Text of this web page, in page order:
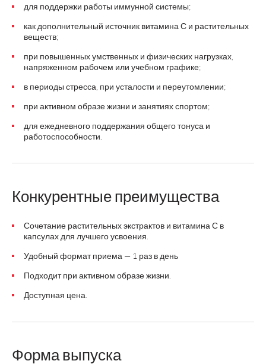
для поддержки работы иммунной системы;
как дополнительный источник витамина С и растительных
веществ;
при повышенных умственных и физических нагрузках,
напряженном рабочем или учебном графике;
в периоды стресса, при усталости и переутомлении;
при активном образе жизни и занятиях спортом;
для ежедневного поддержания общего тонуса и
работоспособности.
Конкурентные преимущества
Сочетание растительных экстрактов и витамина С в
капсулах для лучшего усвоения.
Удобный формат приема — 1 раз в день
Подходит при активном образе жизни.
Доступная цена.
Форма выпуска